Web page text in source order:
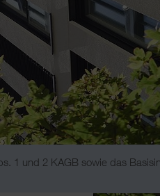
1 und 2 KAGB sowie das